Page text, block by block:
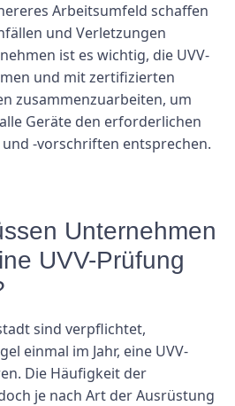
Arbeitsumfeld schaffen
und Verletzungen
ist es wichtig, die UVV-
und mit zertifizierten
zusammenzuarbeiten, um
Geräte den erforderlichen
-vorschriften entsprechen.
Unternehmen
UVV-Prüfung
sind verpflichtet,
einmal im Jahr, eine UVV-
Die Häufigkeit der
je nach Art der Ausrüstung